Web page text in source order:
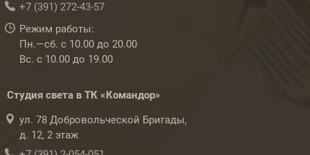
+7 (391) 272-43-57
Режим работы:
Пн.—сб. с 10.00 до 20.00
Вс. с 10.00 до 19.00
Студия света в ТК «Командор»
ул. 78 Добровольческой Бригады,
д. 12, 2 этаж